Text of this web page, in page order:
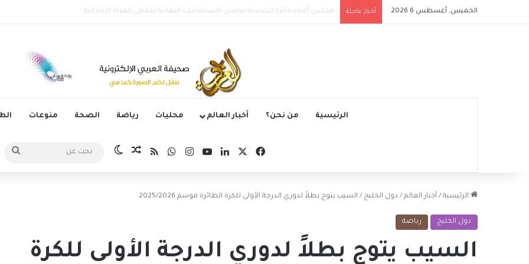
الخميس, أغسطس 6 2026 أخبار عاجلة ملعب الرياض إير ميتروبوليتانو يستضيف قمة إسبانيا وإنجلترا في دوري الأمم الأوروبية
الرئيسية من نحن؟ أخبار العالم محليات رياضة الصحة منوعات
فيسبوكلينكدإن‫YouTubeانستقرام
واتسابملخص الموقع RSS
مقال عشوائي
الوضع المظلم
عن
الرئيسية / أخبار العالم / دول الخليج / السيب يتوج بطلاً لدوري الدرجة الأولى للكرة الطائرة موسم 2025/2026
دول الخليج رياضة
السيب يتوج بطلاً لدوري الدرجة الأولى للكرة